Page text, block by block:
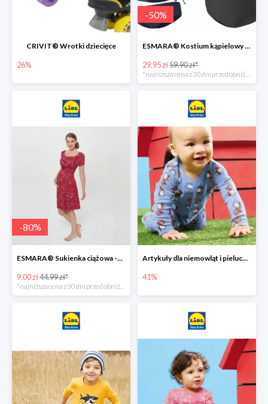
CRIVIT® Wrotki dziecięce
26%
-50%
ESMARA® Kostium kąpielowy ciążowy lub tankini ciążowe -50%
29.95 zł59.90 zł*
-80%
ESMARA® Sukienka ciążowa -79%
9.00 zł44.99 zł*
Artykuły dla niemowląt i pieluchy w Lidlu Online do -41%
41%